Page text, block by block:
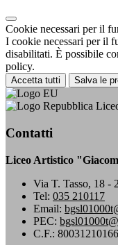
Cookie necessari per il
I cookie necessari per il
disabilitati. È possibile
policy.
Accetta tutti Salva le
Contatti
Liceo Artistico
Via T. Tasso, 18 -
Tel: 035 210117
Email:
PEC:
C.F.: 80031210166